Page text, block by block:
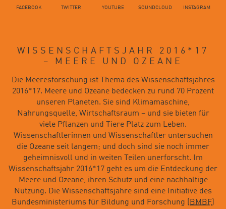
FACEBOOK TWITTER YOUTUBE SOUNDCLOUD INSTAGRAM
WISSENSCHAFTSJAHR 2016*17
– MEERE UND OZEANE
Die Meeresforschung ist Thema des Wissenschaftsjahres
2016*17. Meere und Ozeane bedecken zu rund 70 Prozent
unseren Planeten. Sie sind Klimamaschine,
Nahrungsquelle, Wirtschaftsraum – und sie bieten für
viele Pflanzen und Tiere Platz zum Leben.
Wissenschaftlerinnen und Wissenschaftler untersuchen
die Ozeane seit langem; und doch sind sie noch immer
geheimnisvoll und in weiten Teilen unerforscht. Im
Wissenschaftsjahr 2016*17 geht es um die Entdeckung der
Meere und Ozeane, ihren Schutz und eine nachhaltige
Nutzung. Die Wissenschaftsjahre sind eine Initiative des
Bundesministeriums für Bildung und Forschung (BMBF)